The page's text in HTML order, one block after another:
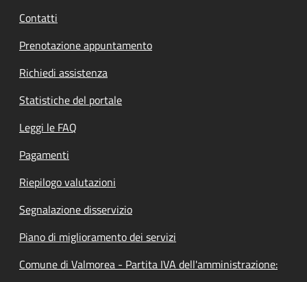
Contatti
Prenotazione appuntamento
Richiedi assistenza
Statistiche del portale
Leggi le FAQ
Pagamenti
Riepilogo valutazioni
Segnalazione disservizio
Piano di miglioramento dei servizi
Comune di Valmorea - Partita IVA dell'amministrazione: